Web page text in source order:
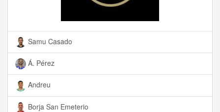
Samu Casado
Á. Pérez
Andreu
Borja San Emeterio